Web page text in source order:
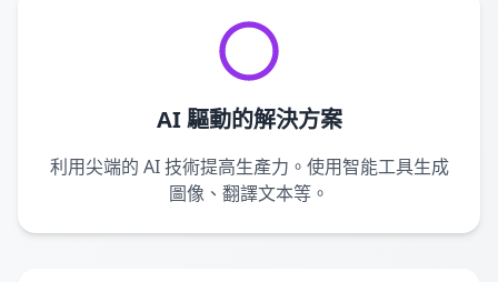
AI 驅動的解決方案
利用尖端的 AI 技術提高生產力。使用智能工具生成
圖像、翻譯文本等。